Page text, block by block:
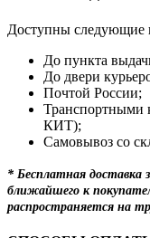
Доступны следующие
До пункта
До двери
Почтой России;
КИТ);
Самовывоз со
* Бесплатная доставка
ближайшего к
распространяется на